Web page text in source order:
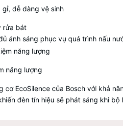
gỉ, dễ dàng vệ sinh
rửa bát
ánh sáng phục vụ quá trình nấu
năng lượng
cơ EcoSilence của Bosch với khả
đèn tín hiệu sẽ phát sáng khi